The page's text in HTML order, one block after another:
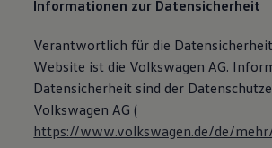
Informationen zur Datensicherheit
Verantwortlich für die
Website ist die Volkswagen AG.
Datensicherheit sind der
Volkswagen AG (
https://www.volkswagen.de/de/